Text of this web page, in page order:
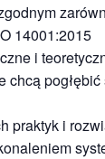
14001:2015
i
chcą
praktyk i